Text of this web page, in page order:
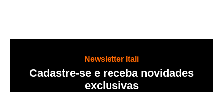
Newsletter Itali
Cadastre-se e receba novidades
exclusivas